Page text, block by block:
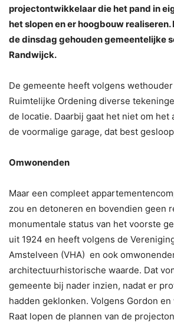
projectontwikkelaar die het pand in
het slopen en er hoogbouw
de dinsdag gehouden gemeentelijke
Randwijck.
De gemeente heeft volgens
Ruimtelijke Ordening diverse
de locatie. Daarbij gaat het niet om het
de voormalige garage, dat best
Omwonenden
Maar een compleet
zou en detoneren en bovendien geen
monumentale status van het voorste
uit 1924 en heeft volgens de
Amstelveen (VHA) en ook
architectuurhistorische waarde. Dat
gemeente bij nader inzien, nadat er
hadden geklonken. Volgens Gordon
Raat lopen de plannen van de